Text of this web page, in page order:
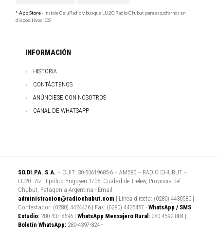
* App Store- Instale CeluRadio y busque LU20 Radio Chubut para escucharnos en
dispositivos iOS
INFORMACIÓN
HISTORIA
CONTÁCTENOS
ANÚNCIESE CON NOSOTROS
CANAL DE WHATSAPP
SO.DI.PA. S.A. – CUIT: 30-50619685-6 – AM580 – RADIO CHUBUT –
LU20 - Av. Hipólito Yrigoyen 1735, Ciudad de Trelew, Provincia del
Chubut, Patagonia Argentina - Email:
administracion@radiochubut.com | Línea directa: (0280) 4430580 |
Contestador: (0280) 4424476 | Fax: (0280) 4425457 - WhatsApp / SMS
Estudio: 280-437-8696 | WhatsApp Mensajero Rural: 280-4592-884 |
Boletín WhatsApp: 280-4397-824 -